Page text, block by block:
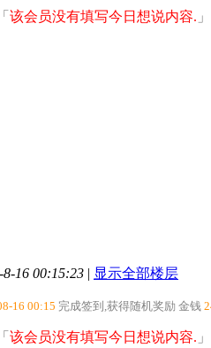
该会员没有填写今日想说内容.
16 00:15:23 | 显示全部楼层
16 00:15 完成签到,获得随机奖励 金钱
该会员没有填写今日想说内容.